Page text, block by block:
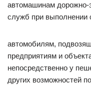
автомашинам дорожно-
служб при выполнении
автомобилям,
предприятиям и
непосредственно у
других возможностей